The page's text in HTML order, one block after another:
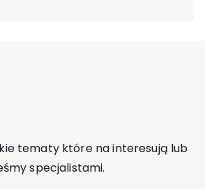
tematy które na interesują lub
specjalistami.